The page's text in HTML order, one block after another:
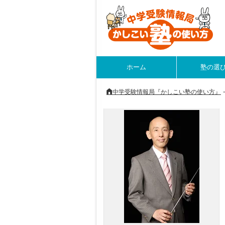
ホーム 塾の選
中学受験情報局『かしこい塾の使い方』